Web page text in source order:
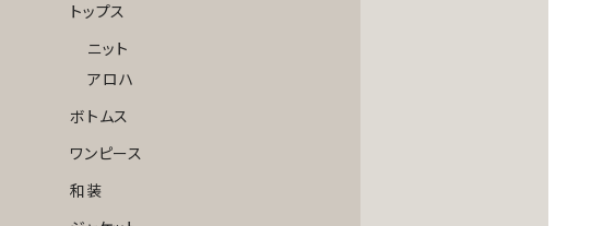
トップス
ニット
アロハ
ボトムス
ワンピース
和装